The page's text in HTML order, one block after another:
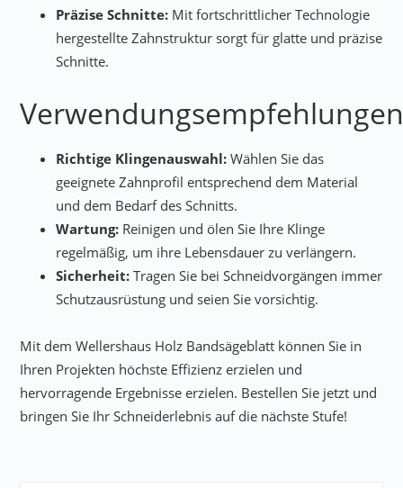
Präzise Schnitte: Mit fortschrittlicher Technologie
hergestellte Zahnstruktur sorgt für glatte und präzise
Schnitte.
Richtige Klingenauswahl: Wählen Sie das
geeignete Zahnprofil entsprechend dem Material
und dem Bedarf des Schnitts.
Wartung: Reinigen und ölen Sie Ihre Klinge
regelmäßig, um ihre Lebensdauer zu verlängern.
Sicherheit: Tragen Sie bei Schneidvorgängen immer
Schutzausrüstung und seien Sie vorsichtig.
Mit dem Wellershaus Holz Bandsägeblatt können Sie in
Ihren Projekten höchste Effizienz erzielen und
hervorragende Ergebnisse erzielen. Bestellen Sie jetzt und
bringen Sie Ihr Schneiderlebnis auf die nächste Stufe!